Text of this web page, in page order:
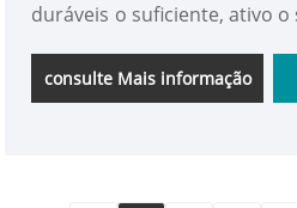
duráveis ​​o suficiente, ativo
a camisa polo uniforme
clássico redefinido por
consulte Mais informação